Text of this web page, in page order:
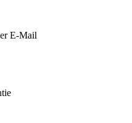
E-Mail